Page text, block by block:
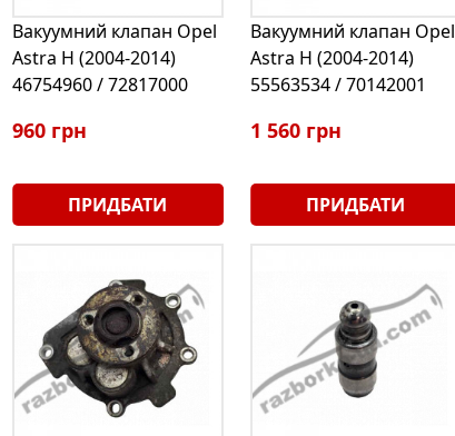
Вакуумний клапан Opel
Astra H (2004-2014)
46754960 / 72817000
960 грн
ПРИДБАТИ
Вакуумний клапан Opel
Astra H (2004-2014)
55563534 / 70142001
1 560 грн
ПРИДБАТИ